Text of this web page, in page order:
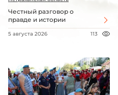
Честный разговор о
правде и истории
5 августа 2026 113